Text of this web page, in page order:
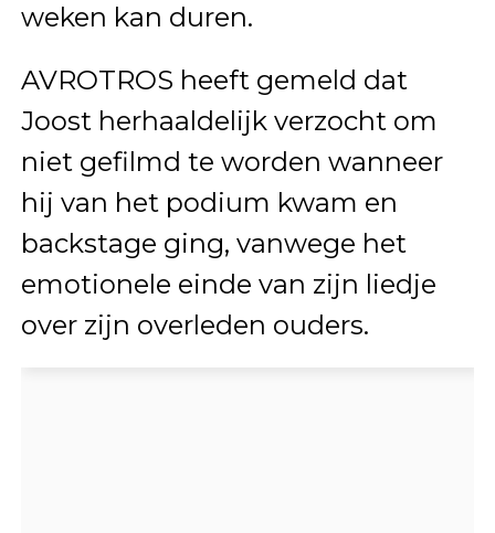
weken kan duren.
AVROTROS heeft gemeld dat
Joost herhaaldelijk verzocht om
niet gefilmd te worden wanneer
hij van het podium kwam en
backstage ging, vanwege het
emotionele einde van zijn liedje
over zijn overleden ouders.